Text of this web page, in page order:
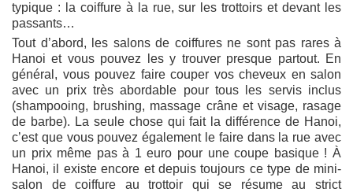
typique : la coiffure à la rue, sur les trottoirs et devant les
passants…
Tout d’abord, les salons de coiffures ne sont pas rares à
Hanoi et vous pouvez les y trouver presque partout. En
général, vous pouvez faire couper vos cheveux en salon
avec un prix très abordable pour tous les servis inclus
(shampooing, brushing, massage crâne et visage, rasage
de barbe). La seule chose qui fait la différence de Hanoi,
c’est que vous pouvez également le faire dans la rue avec
un prix même pas à 1 euro pour une coupe basique ! À
Hanoi, il existe encore et depuis toujours ce type de mini-
salon de coiffure au trottoir qui se résume au strict